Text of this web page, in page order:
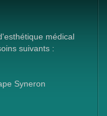
médical
suivants :
Syneron